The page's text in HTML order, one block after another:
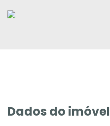
Dados do imóvel